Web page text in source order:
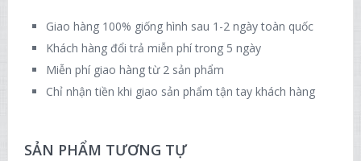
Giao hàng 100% giống hình sau 1-2 ngày toàn quốc
Khách hàng đổi trả miễn phí trong 5 ngày
Miễn phí giao hàng từ 2 sản phẩm
Chỉ nhận tiền khi giao sản phẩm tận tay khách hàng
SẢN PHẨM TƯƠNG TỰ